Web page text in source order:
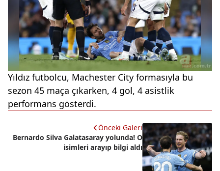
Yıldız futbolcu, Machester City formasıyla bu
sezon 45 maça çıkarken, 4 gol, 4 asistlik
performans gösterdi.
Önceki Galeri
Bernardo Silva Galatasaray yolunda! O
isimleri arayıp bilgi aldı